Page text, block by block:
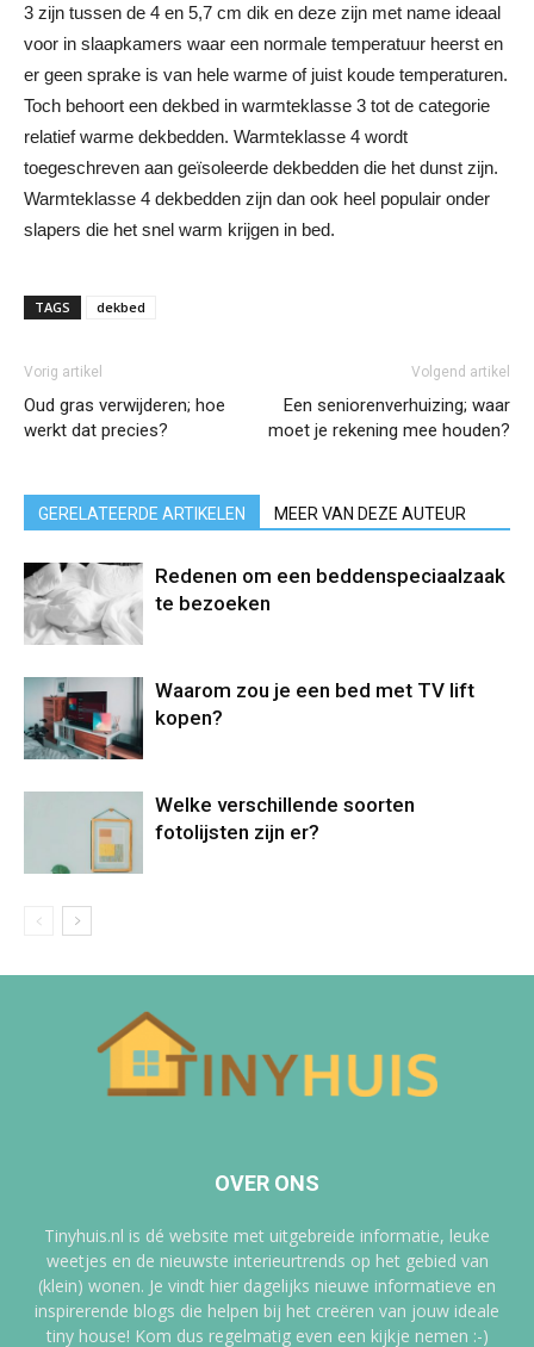
3 zijn tussen de 4 en 5,7 cm dik en deze zijn met name ideaal
voor in slaapkamers waar een normale temperatuur heerst en
er geen sprake is van hele warme of juist koude temperaturen.
Toch behoort een dekbed in warmteklasse 3 tot de categorie
relatief warme dekbedden. Warmteklasse 4 wordt
toegeschreven aan geïsoleerde dekbedden die het dunst zijn.
Warmteklasse 4 dekbedden zijn dan ook heel populair onder
slapers die het snel warm krijgen in bed.
TAGS dekbed
Vorig artikel
Oud gras verwijderen; hoe
werkt dat precies?
Volgend artikel
Een seniorenverhuizing; waar
moet je rekening mee houden?
GERELATEERDE ARTIKELEN MEER VAN DEZE AUTEUR
Redenen om een beddenspeciaalzaak
te bezoeken
Waarom zou je een bed met TV lift
kopen?
Welke verschillende soorten
fotolijsten zijn er?
OVER ONS
Tinyhuis.nl is dé website met uitgebreide informatie, leuke
weetjes en de nieuwste interieurtrends op het gebied van
(klein) wonen. Je vindt hier dagelijks nieuwe informatieve en
inspirerende blogs die helpen bij het creëren van jouw ideale
tiny house! Kom dus regelmatig even een kijkje nemen :-)